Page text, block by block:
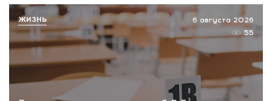
6 августа 2026
55
ЖИЗНЬ